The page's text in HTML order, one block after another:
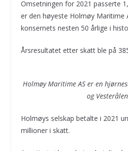
Omsetningen for 2021 passerte
er den høyeste Holmøy Maritime
konsernets nesten 50 årlige i
Årsresultatet etter skatt ble på
Holmøy Maritime AS er en
og
Holmøys selskap betalte i 2021
millioner i skatt.